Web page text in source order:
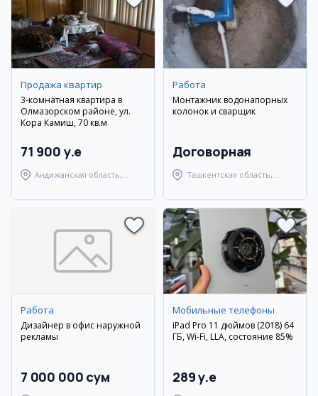
Продажа квартир
3-комнатная квартира в
Олмазорском районе, ул.
Кора Камиш, 70 кв.м
71 900 y.e
Андижанская область,
Работа
Монтажник водонапорных
колонок и сварщик
Договорная
Ташкентская область,
Работа
Дизайнер в офис наружной
рекламы
7 000 000 сум
Мобильные телефоны
iPad Pro 11 дюймов (2018) 64
ГБ, Wi-Fi, LLA, состояние 85%
289 y.e